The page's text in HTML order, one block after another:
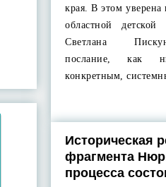
края. В этом уверена
областной детской
Светлана
послание, как
конкретным,
Историческая
фрагмента
процесса